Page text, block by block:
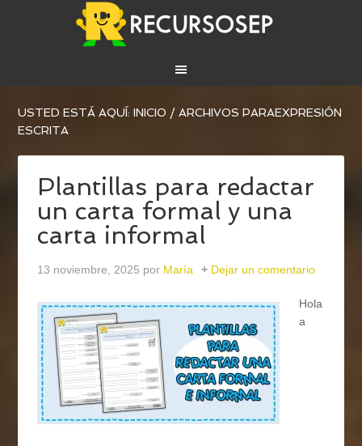
USTED ESTÁ AQUÍ:INICIO / ARCHIVOS PARAEXPRESIÓN
ESCRITA
Plantillas para redactar
un carta formal y una
carta informal
13 noviembre, 2025 por María Dejar un comentario
Hola
a